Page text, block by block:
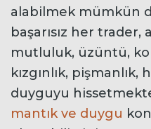
alabilmek mümkün
başarısız her trader,
mutluluk, üzüntü,
kızgınlık, pişmanlık,
duyguyu
mantık ve duygu